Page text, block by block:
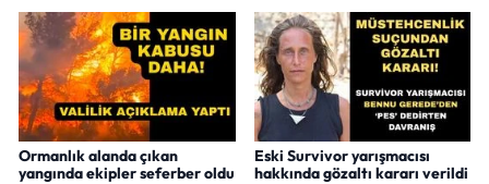
Ormanlık alanda çıkan
yangında ekipler seferber oldu
Eski Survivor yarışmacısı
hakkında gözaltı kararı verildi